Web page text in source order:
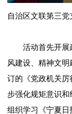
自治区文联第三
活动首先开展政
风建设、精神文
订的《党政机关
步强化规矩意识和
组织学习《宁夏